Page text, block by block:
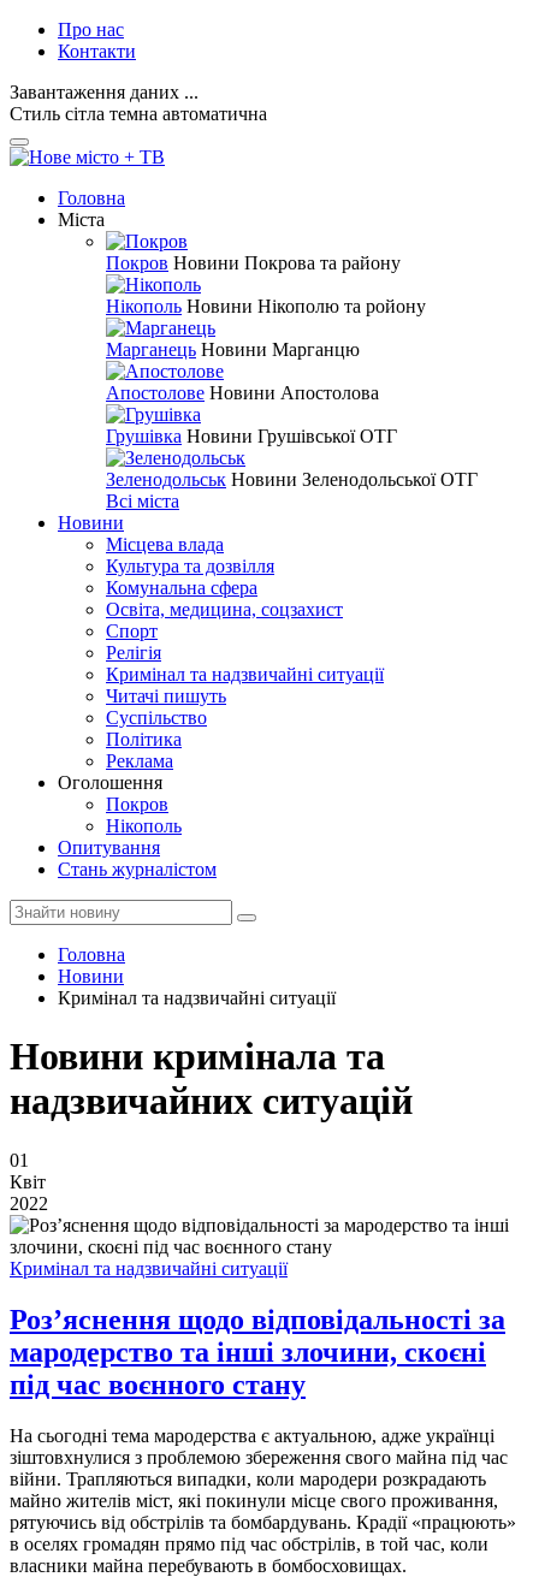
Про нас
Контакти
Завантаження даних ...
Стиль сітла темна автоматична
Головна
Міста
Покров Новини Покрова та району
Нікополь Новини Нікополю та ройону
Марганець Новини Марганцю
Апостолове Новини Апостолова
Грушівка Новини Грушівської ОТГ
Зеленодольськ Новини Зеленодольської ОТГ
Всі міста
Новини
Місцева влада
Культура та дозвілля
Комунальна сфера
Освіта, медицина, соцзахист
Спорт
Релігія
Кримінал та надзвичайні ситуації
Читачі пишуть
Суспільство
Політика
Реклама
Оголошення
Покров
Нікополь
Опитування
Стань журналістом
Головна
Новини
Кримінал та надзвичайні ситуації
Новини кримінала та
надзвичайних ситуацій
01
Квіт
2022
Кримінал та надзвичайні ситуації
Роз’яснення щодо відповідальності за
мародерство та інші злочини, скоєні
під час воєнного стану
На сьогодні тема мародерства є актуальною, адже українці
зіштовхнулися з проблемою збереження свого майна під час
війни. Трапляються випадки, коли мародери розкрадають
майно жителів міст, які покинули місце свого проживання,
рятуючись від обстрілів та бомбардувань. Крадії «працюють»
в оселях громадян прямо під час обстрілів, в той час, коли
власники майна перебувають в бомбосховищах.